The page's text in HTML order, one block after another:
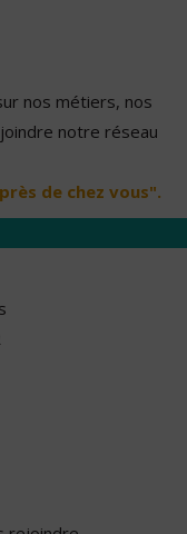
nos métiers, nos
notre réseau
de chez vous".